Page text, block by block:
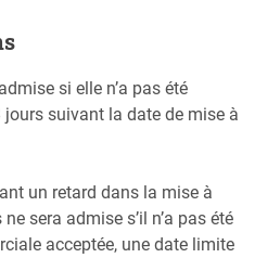
si elle n’a pas été
suivant la date de mise à
un retard dans la mise à
sera admise s’il n’a pas été
acceptée, une date limite